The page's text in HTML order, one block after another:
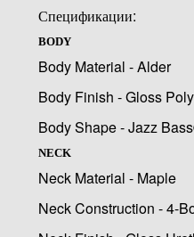
Спецификации:
BODY
Body Material - Alder
Body Finish - Gloss
Body Shape - Jazz
NECK
Neck Material - Maple
Neck Construction - 4-